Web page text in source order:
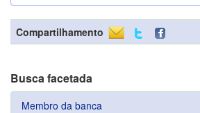
Compartilhamento
Busca facetada
Membro da banca